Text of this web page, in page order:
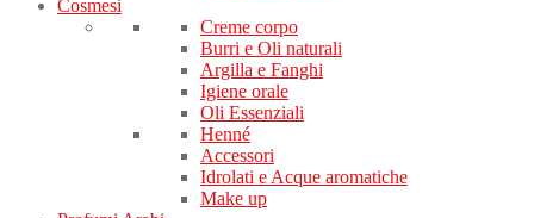
Cosmesi
Creme corpo
Burri e Oli naturali
Argilla e Fanghi
Igiene orale
Oli Essenziali
Henné
Accessori
Idrolati e Acque aromatiche
Make up